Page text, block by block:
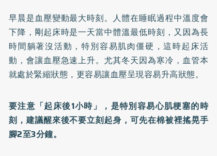
早晨是血壓變動最大時刻。人體在睡眠過程中溫度會
下降，剛起床時是一天當中體溫最低時刻，又因為長
時間躺著沒活動，特別容易肌肉僵硬，這時起床活
動，會讓血壓急速上升。尤其冬天因為寒冷，血管本
就處於緊縮狀態，更容易讓血壓呈現容易升高狀態。
要注意「起床後1小時」，是特別容易心肌梗塞的時
刻，建議醒來後不要立刻起身，可先在棉被裡搖晃手
腳2至3分鐘。